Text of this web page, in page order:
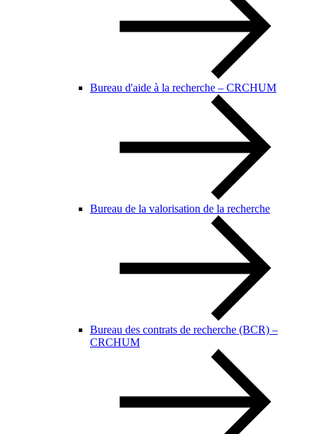
Bureau d'aide à la recherche – CRCHUM
Bureau de la valorisation de la recherche
Bureau des contrats de recherche (BCR) –
CRCHUM